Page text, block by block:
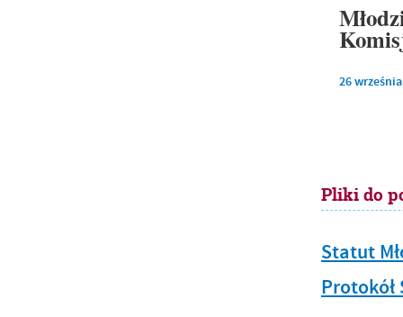
26września
Pliki do
Statut